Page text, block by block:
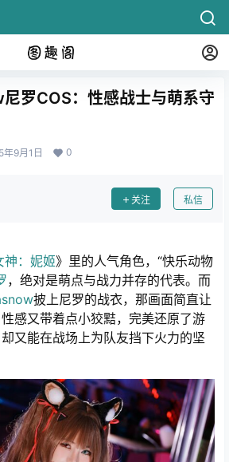
罗COS：性感战士与萌系守
年9月1日 0
关注 私信
神：妮姬》里的人气角色，“快乐动物
，绝对是萌点与战力并存的代表。而
披上尼罗的战衣，那画面简直让
感又带着点小狡黠，完美还原了游
又能在战场上为队友挡下火力的坚